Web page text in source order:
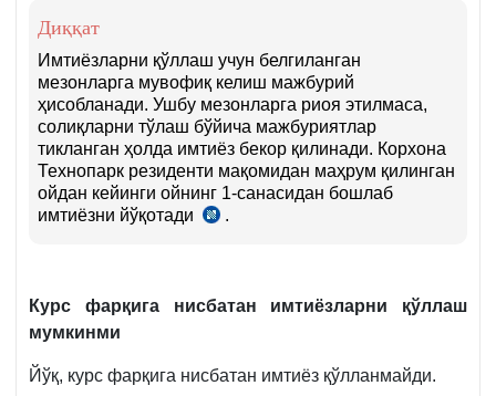
Диққат
Имтиёзларни қўллаш учун белгиланган
мезонларга мувофиқ келиш мажбурий
ҳисобланади. Ушбу мезонларга риоя этилмаса,
солиқларни тўлаш бўйича мажбуриятлар
тикланган ҳолда имтиёз бекор қилинади. Корхона
Технопарк резиденти мақомидан маҳрум қилинган
ойдан кейинги ойнинг 1-санасидан бошлаб
имтиёзни йўқотади
589-
.
Курс фарқига нисбатан имтиёзларни қўллаш
мумкинми
Йўқ, курс фарқига нисбатан имтиёз қўлланмайди.